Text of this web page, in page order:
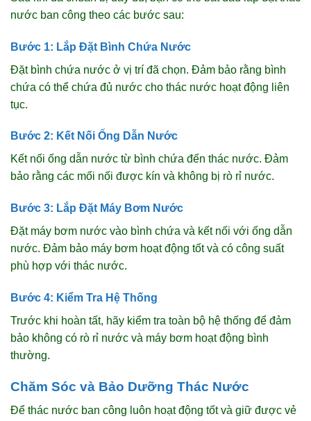
nước ban công theo các bước sau:
Bước 1: Lắp Đặt Bình Chứa Nước
Đặt bình chứa nước ở vị trí đã chọn. Đảm bảo rằng bình
chứa có thể chứa đủ nước cho thác nước hoạt động liên
tục.
Bước 2: Kết Nối Ống Dẫn Nước
Kết nối ống dẫn nước từ bình chứa đến thác nước. Đảm
bảo rằng các mối nối được kín và không bị rò rỉ nước.
Bước 3: Lắp Đặt Máy Bơm Nước
Đặt máy bơm nước vào bình chứa và kết nối với ống dẫn
nước. Đảm bảo máy bơm hoạt động tốt và có công suất
phù hợp với thác nước.
Bước 4: Kiểm Tra Hệ Thống
Trước khi hoàn tất, hãy kiểm tra toàn bộ hệ thống để đảm
bảo không có rò rỉ nước và máy bơm hoạt động bình
thường.
Chăm Sóc và Bảo Dưỡng Thác Nước
Để thác nước ban công luôn hoạt động tốt và giữ được vẻ